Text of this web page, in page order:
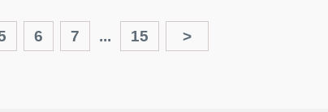
6 7 ... 15 >